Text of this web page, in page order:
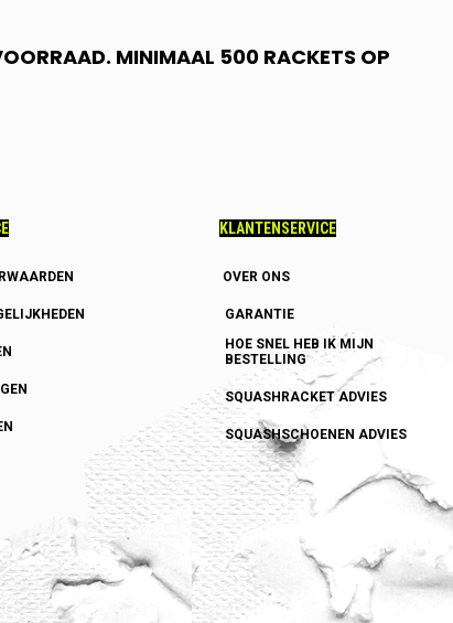
MINIMAAL 500 RACKETS OP
KLANTENSERVICE
OVER ONS
GARANTIE
HOE SNEL HEB IK MIJN
BESTELLING
SQUASHRACKET ADVIES
SQUASHSCHOENEN ADVIES